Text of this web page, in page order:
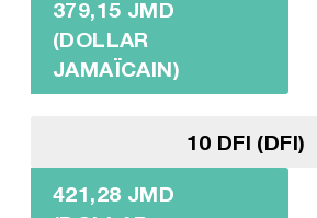
379,15 JMD
(DOLLAR
JAMAÏCAIN)
10 DFI (DFI)
421,28 JMD